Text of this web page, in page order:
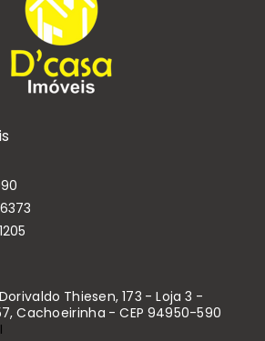
Thiesen, 173 - Loja 3 -
Cachoeirinha - CEP 94950-590